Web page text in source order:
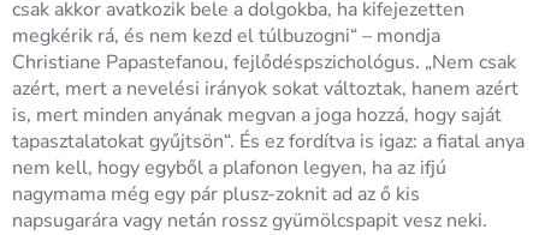
csak akkor avatkozik bele a dolgokba, ha kifejezetten
megkérik rá, és nem kezd el túlbuzogni“ – mondja
Christiane Papastefanou, fejlődéspszichológus. „Nem csak
azért, mert a nevelési irányok sokat változtak, hanem azért
is, mert minden anyának megvan a joga hozzá, hogy saját
tapasztalatokat gyűjtsön“. És ez fordítva is igaz: a fiatal anya
nem kell, hogy egyből a plafonon legyen, ha az ifjú
nagymama még egy pár plusz-zoknit ad az ő kis
napsugarára vagy netán rossz gyümölcspapit vesz neki.